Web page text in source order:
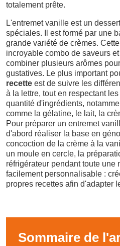
totalement prête.
L'entremet vanille est un
spéciales. Il est formé par une
grande variété de crèmes.
incroyable combo de saveurs
combiner plusieurs arômes
gustatives. Le plus important
recette est de suivre les
à la lettre, tout en respectant
quantité d'ingrédients,
comme la gélatine, le lait, la
Pour préparer un entremet
d'abord réaliser la base en
concoction de la crème à la
un moule en cercle, la
réfrigérateur pendant toute une
facilement personnalisable :
propres recettes afin d'adapter
Sommaire de